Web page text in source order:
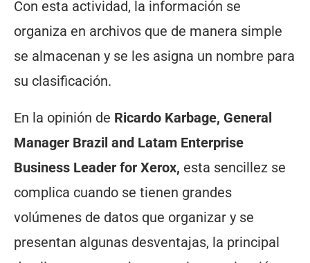
Con esta actividad, la información se
organiza en archivos que de manera simple
se almacenan y se les asigna un nombre para
su clasificación.
En la opinión de Ricardo Karbage, General
Manager Brazil and Latam Enterprise
Business Leader for Xerox, esta sencillez se
complica cuando se tienen grandes
volúmenes de datos que organizar y se
presentan algunas desventajas, la principal